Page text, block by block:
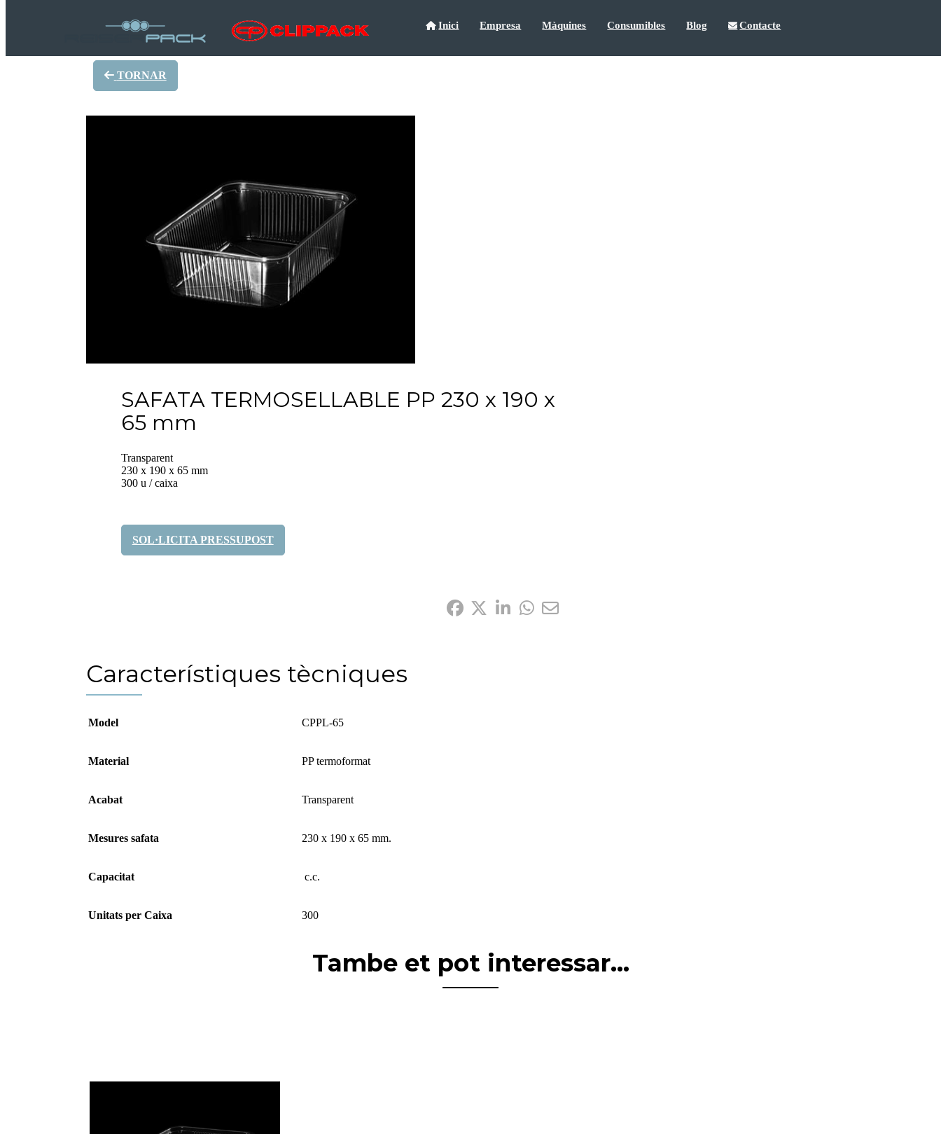
Inici Empresa Màquines Consumibles Blog Contacte
TORNAR
SAFATA TERMOSELLABLE PP 230 x 190 x
65 mm
Transparent
230 x 190 x 65 mm
300 u / caixa
SOL·LICITA PRESSUPOST
Característiques tècniques
Model CPPL-65
Material PP termoformat
Acabat Transparent
Mesures safata 230 x 190 x 65 mm.
Capacitat c.c.
Unitats per Caixa 300
Tambe et pot interessar...